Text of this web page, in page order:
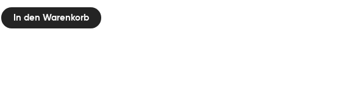
Line
PodIn den Warenkorb